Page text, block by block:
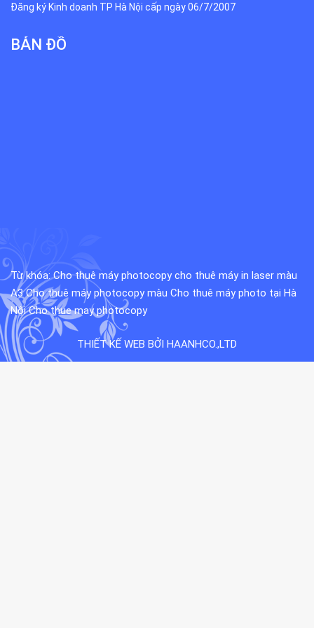
Đăng ký Kinh doanh TP Hà Nội cấp ngày 06/7/2007
BẢN ĐỒ
Từ khóa:Cho thuê máy photocopy cho thuê máy in laser màu
A3 Cho thuê máy photocopy màu Cho thuê máy photo tại Hà
Nội Cho thue may photocopy
THIẾT KẾ WEB BỞI HAANHCO.,LTD